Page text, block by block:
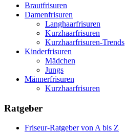
Brautfrisuren
Damenfrisuren
Langhaarfrisuren
Kurzhaarfrisuren
Kurzhaarfrisuren-Trends
Kinderfrisuren
Mädchen
Jungs
Männerfrisuren
Kurzhaarfrisuren
Ratgeber
Friseur-Ratgeber von A bis Z